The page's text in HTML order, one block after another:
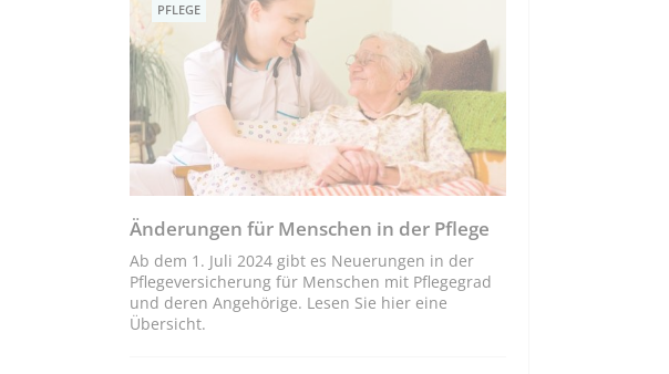
PFLEGE
Änderungen für Menschen in der Pflege
Ab dem 1. Juli 2024 gibt es Neuerungen in der
Pflegeversicherung für Menschen mit Pflegegrad
und deren Angehörige. Lesen Sie hier eine
Übersicht.